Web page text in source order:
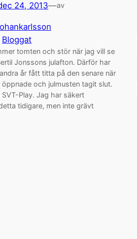
24, 2013—av
Bloggat
tomten och stör när jag vill se
Jonssons julafton. Därför har
år fått titta på den senare när
öppnade och julmusten tagit slut.
Play. Jag har säkert
tidigare, men inte grävt